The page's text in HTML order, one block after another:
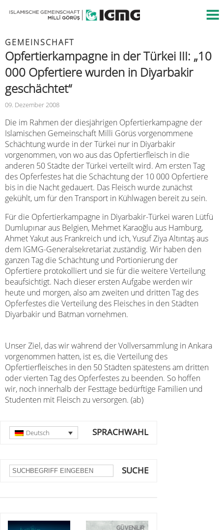
GEMEINSCHAFT
Opfertierkampagne in der Türkei III: „10
000 Opfertiere wurden in Diyarbakir
geschächtet“
09. Dezember 2008
Die im Rahmen der diesjährigen Opfertierkampagne der
Islamischen Gemeinschaft Milli Görüs vorgenommene
Schächtung wurde in der Türkei nur in Diyarbakir
vorgenommen, von wo aus das Opfertierfleisch in die
anderen 50 Städte der Türkei verteilt wird. Am ersten Tag
des Opferfestes hat die Schächtung der 10 000 Opfertiere
bis in die Nacht gedauert. Das Fleisch wurde zunächst
gekühlt, um für den Transport in Kühlwagen bereit zu sein.
Für die Opfertierkampagne in Diyarbakir-Türkei waren Lütfü
Dumlupınar aus Belgien, Mehmet Karaoğlu aus Hamburg,
Ahmet Yakut aus Frankreich und ich, Yusuf Ziya Altıntaş aus
dem IGMG-Generalsekretariat zuständig. Wir haben den
ganzen Tag die Schächtung und Portionierung der
Opfertiere protokolliert und sie für die weitere Verteilung
beaufsichtigt. Nach dieser ersten Aufgabe werden wir
heute und morgen, also am zweiten und dritten Tag des
Opferfestes die Verteilung des Fleisches in den Städten
Diyarbakir und Batman vornehmen.
Unser Ziel, das wir während der Vollversammlung in Ankara
vorgenommen hatten, ist es, die Verteilung des
Opfertierfleisches in den 50 Städten spätestens am dritten
oder vierten Tag des Opferfestes zu beenden. So hoffen
wir, noch innerhalb der Festtage bedürftige Familien und
Studenten mit Fleisch zu versorgen. (ab)
SPRACHWAHL
Deutsch
SUCHE